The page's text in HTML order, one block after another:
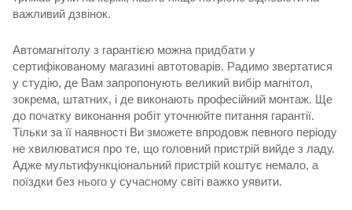
важливий дзвінок.
Автомагнітолу з гарантією можна придбати у
сертифікованому магазині автотоварів. Радимо звертатися
у студію, де Вам запропонують великий вибір магнітол,
зокрема, штатних, і де виконають професійний монтаж. Ще
до початку виконання робіт уточнюйте питання гарантії.
Тільки за її наявності Ви зможете впродовж певного періоду
не хвилюватися про те, що головний пристрій вийде з ладу.
Адже мультифункціональний пристрій коштує немало, а
поїздки без нього у сучасному світі важко уявити.